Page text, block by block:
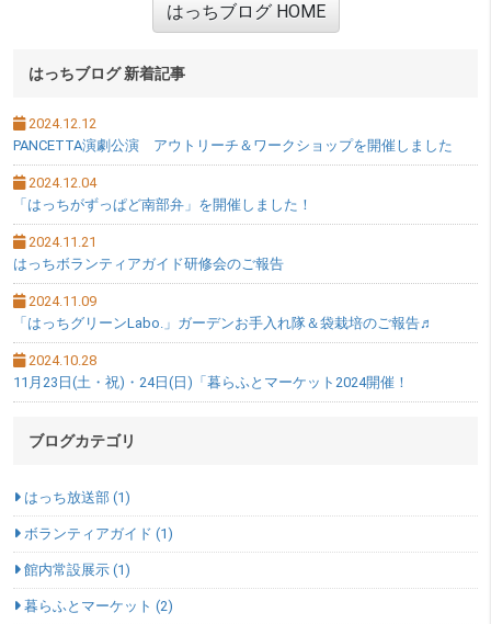
はっちブログ HOME
サブメニュー
はっちブログ 新着記事
2024.12.12
PANCETTA演劇公演 アウトリーチ＆ワークショップを開催しました
2024.12.04
「はっちがずっぱど南部弁」を開催しました！
2024.11.21
はっちボランティアガイド研修会のご報告
2024.11.09
「はっちグリーンLabo.」ガーデンお手入れ隊＆袋栽培のご報告♬
2024.10.28
11月23日(土・祝)・24日(日)「暮らふとマーケット2024開催！
ブログカテゴリ
はっち放送部 (1)
ボランティアガイド (1)
館内常設展示 (1)
暮らふとマーケット (2)